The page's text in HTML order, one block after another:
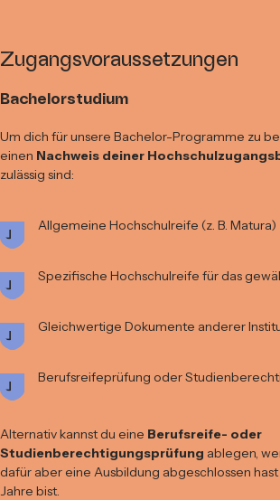
Zugangsvoraussetzungen
Bachelorstudium
Um dich für unsere Bachelor-Programme zu
einen Nachweis deiner
zulässig sind:
Allgemeine Hochschulreife (z. B. Matura)
Spezifische Hochschulreife für das
Gleichwertige Dokumente anderer
Berufsreifeprüfung oder
Alternativ kannst du eine Berufsreife- oder
Studienberechtigungsprüfung ablegen,
dafür aber eine Ausbildung abgeschlossen
Jahre bist.